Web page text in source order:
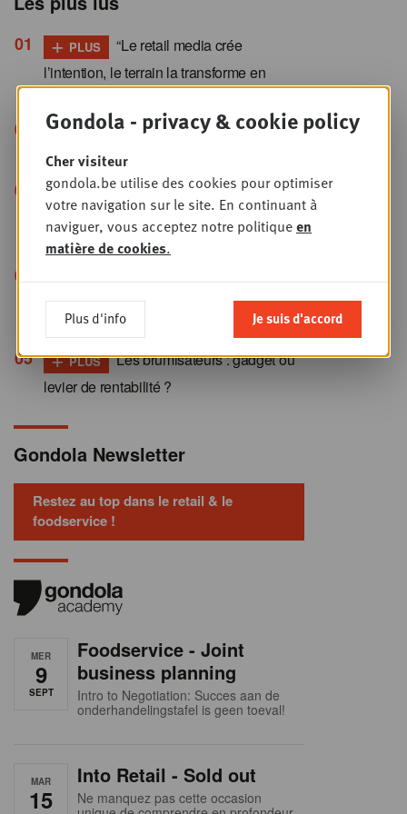
+ PLUS
“Le retail media crée
l’intention, le terrain la transforme en
+ PLUS
Publicité en magasin : les
franchisés veulent reprendre la main
+ PLUS
Paiement électronique : ces
10 mutations qu’aucun commerçant ne
peut ignorer
politique actuelle aux Pays-Bas n’est pas
favorable aux entrepreneurs”
+ PLUS
Les brumisateurs : gadget ou
levier de rentabilité ?
Gondola Newsletter
Restez au top dans le retail & le
foodservice !
MER
9
SEPT
Foodservice - Joint
business planning
Intro to Negotiation: Succes aan de
onderhandelingstafel is geen toeval!
MAR
15
Into Retail - Sold out
Ne manquez pas cette occasion
Gondola - privacy & cookie policy
Cher visiteur
gondola.be utilise des cookies pour optimiser
votre navigation sur le site. En continuant à
naviguer, vous acceptez notre politiqueen
matière de cookies.
Plus d'info Je suis d'accord